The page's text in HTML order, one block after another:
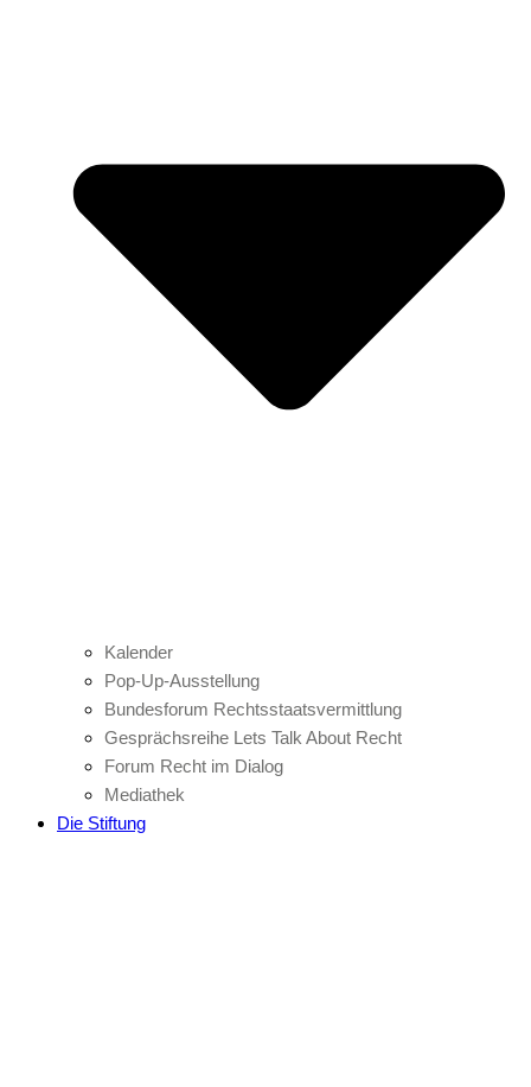
Kalender
Pop-Up-Ausstellung
Bundesforum Rechtsstaatsvermittlung
Gesprächsreihe Lets Talk About Recht
Forum Recht im Dialog
Mediathek
Die Stiftung